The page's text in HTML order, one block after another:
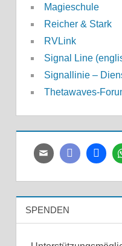
Magieschule
Reicher & Stark
RVLink
Signal Line
Signallinie –
Thetawaves-
SPENDEN